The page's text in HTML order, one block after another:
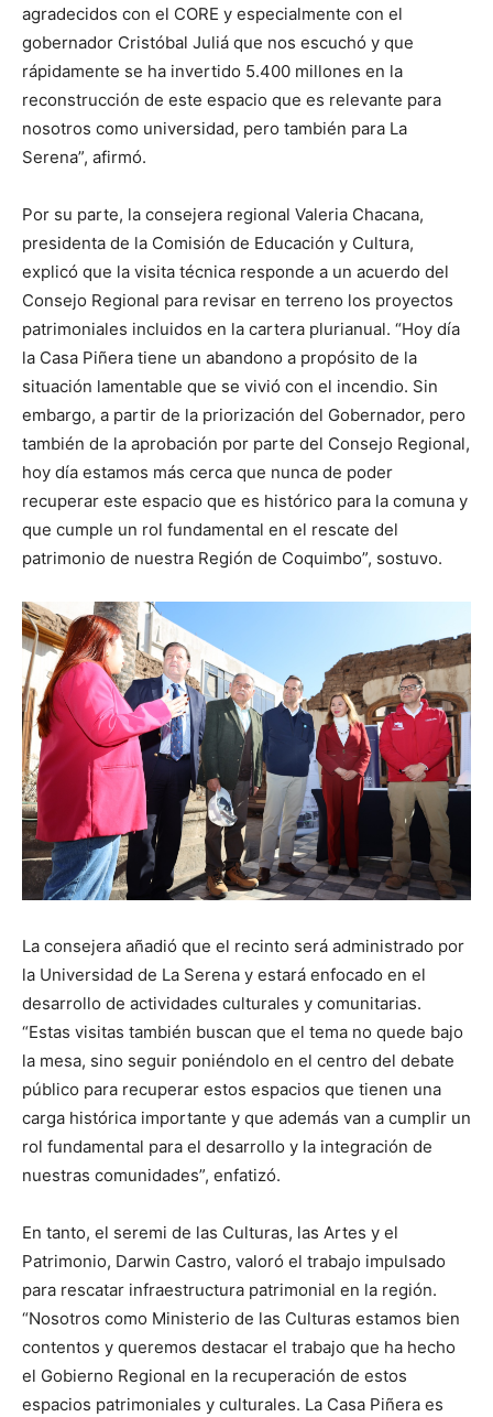
agradecidos con el CORE y especialmente con el
gobernador Cristóbal Juliá que nos escuchó y que
rápidamente se ha invertido 5.400 millones en la
reconstrucción de este espacio que es relevante para
nosotros como universidad, pero también para La
Serena”, afirmó.
Por su parte, la consejera regional Valeria Chacana,
presidenta de la Comisión de Educación y Cultura,
explicó que la visita técnica responde a un acuerdo del
Consejo Regional para revisar en terreno los proyectos
patrimoniales incluidos en la cartera plurianual. “Hoy día
la Casa Piñera tiene un abandono a propósito de la
situación lamentable que se vivió con el incendio. Sin
embargo, a partir de la priorización del Gobernador, pero
también de la aprobación por parte del Consejo Regional,
hoy día estamos más cerca que nunca de poder
recuperar este espacio que es histórico para la comuna y
que cumple un rol fundamental en el rescate del
patrimonio de nuestra Región de Coquimbo”, sostuvo.
La consejera añadió que el recinto será administrado por
la Universidad de La Serena y estará enfocado en el
desarrollo de actividades culturales y comunitarias.
“Estas visitas también buscan que el tema no quede bajo
la mesa, sino seguir poniéndolo en el centro del debate
público para recuperar estos espacios que tienen una
carga histórica importante y que además van a cumplir un
rol fundamental para el desarrollo y la integración de
nuestras comunidades”, enfatizó.
En tanto, el seremi de las Culturas, las Artes y el
Patrimonio, Darwin Castro, valoró el trabajo impulsado
para rescatar infraestructura patrimonial en la región.
“Nosotros como Ministerio de las Culturas estamos bien
contentos y queremos destacar el trabajo que ha hecho
el Gobierno Regional en la recuperación de estos
espacios patrimoniales y culturales. La Casa Piñera es